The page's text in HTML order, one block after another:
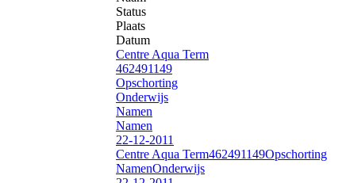
Status
Plaats
Datum
Centre Aqua Term
462491149
Opschorting
Onderwijs
Namen
Namen
22-12-2011
Centre Aqua Term462491149Opschorting
NamenOnderwijs